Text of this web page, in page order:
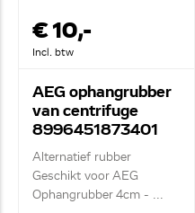
€ 10,-
Incl. btw
AEG ophangrubber
van centrifuge
8996451873401
Alternatief rubber
Geschikt voor AEG
Ophangrubber 4cm - ...